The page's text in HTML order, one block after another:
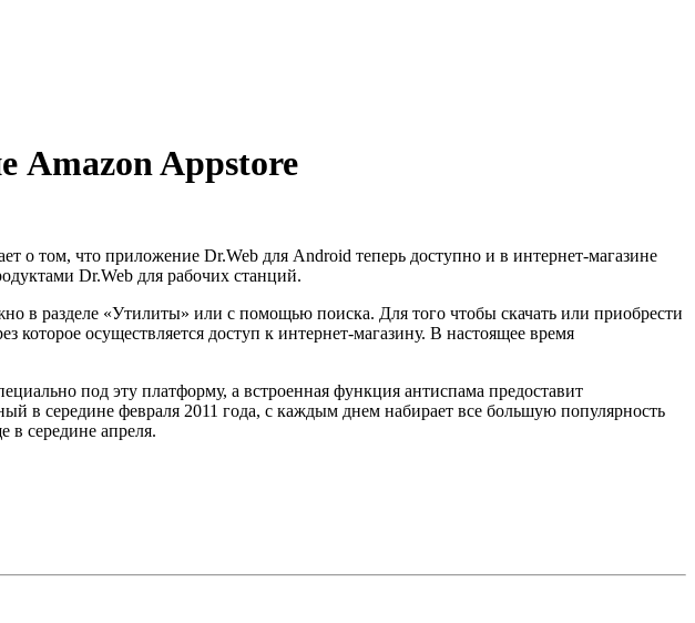
Amazon Appstore
том, что приложение Dr.Web для Android теперь доступно и в интернет-магазине
Dr.Web для рабочих станций.
в разделе «Утилиты» или с помощью поиска. Для того чтобы скачать или приобрести
осуществляется доступ к интернет-магазину. В настоящее время
под эту платформу, а встроенная функция антиспама предоставит
в середине февраля 2011 года, с каждым днем набирает все большую популярность
в середине апреля.